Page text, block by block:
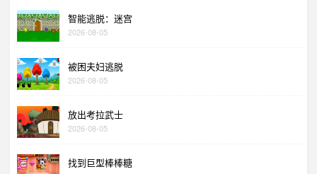
智能逃脱：迷宫
2026-08-05
被困夫妇逃脱
2026-08-05
放出考拉武士
2026-08-05
找到巨型棒棒糖